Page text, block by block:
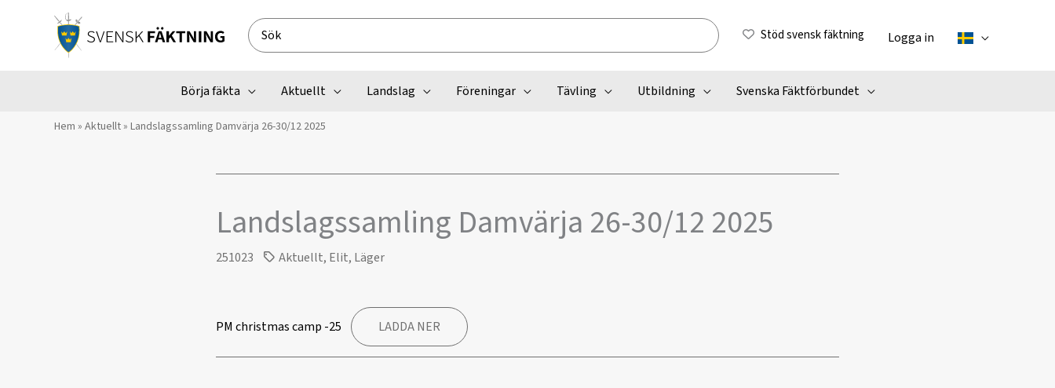
Search
for:
Stöd svensk fäktning Logga in
Börja fäkta Aktuellt Landslag Föreningar Tävling Utbildning Svenska Fäktförbundet
Hem » Aktuellt» Landslagssamling Damvärja 26-30/12 2025
Landslagssamling Damvärja 26-30/12 2025
251023 Aktuellt, Elit, Läger
PM christmas camp -25 LADDA NER